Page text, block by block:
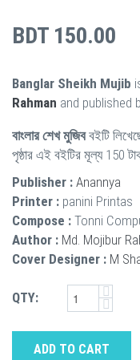
BDT 150.00
Banglar Sheikh Mujib
Rahman and published
বাংলার শেখ মুজিববইটি
পৃষ্ঠার এই বইটির মূল্য 150
Publisher : Anannya
Printer : panini Printas
Compose : Tonni
Author : Md. Mojibur
Cover Designer : M
QTY:
ADD TO CART